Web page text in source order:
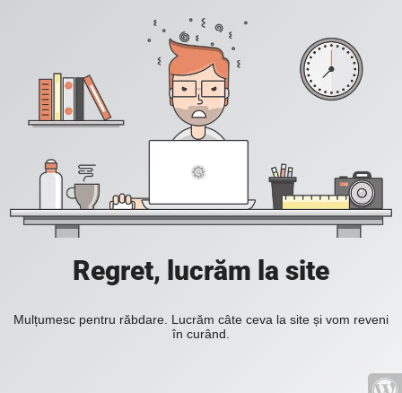
Regret, lucrăm la site
Mulțumesc pentru răbdare. Lucrăm câte ceva la site și vom reveni
în curând.